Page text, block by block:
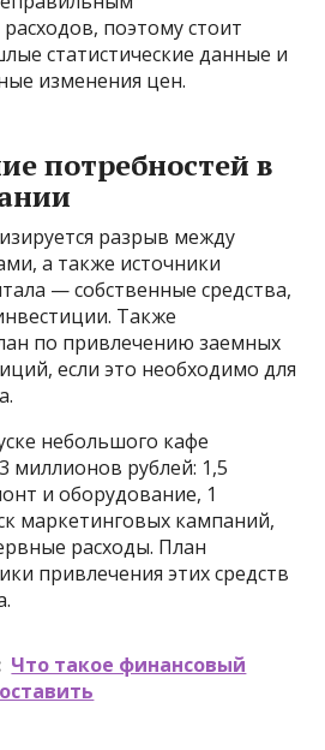
поэтому стоит
статистические данные и
изменения цен.
потребностей в
разрыв между
а также источники
— собственные средства,
Также
по привлечению заемных
если это необходимо для
небольшого кафе
миллионов рублей: 1,5
и оборудование, 1
маркетинговых кампаний,
расходы. План
привлечения этих средств
Что такое финансовый